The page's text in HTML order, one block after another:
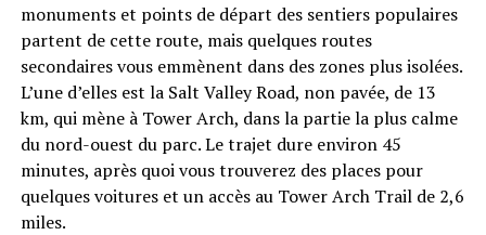
monuments et points de départ des sentiers populaires
partent de cette route, mais quelques routes
secondaires vous emmènent dans des zones plus isolées.
L’une d’elles est la Salt Valley Road, non pavée, de 13
km, qui mène à Tower Arch, dans la partie la plus calme
du nord-ouest du parc. Le trajet dure environ 45
minutes, après quoi vous trouverez des places pour
quelques voitures et un accès au Tower Arch Trail de 2,6
miles.